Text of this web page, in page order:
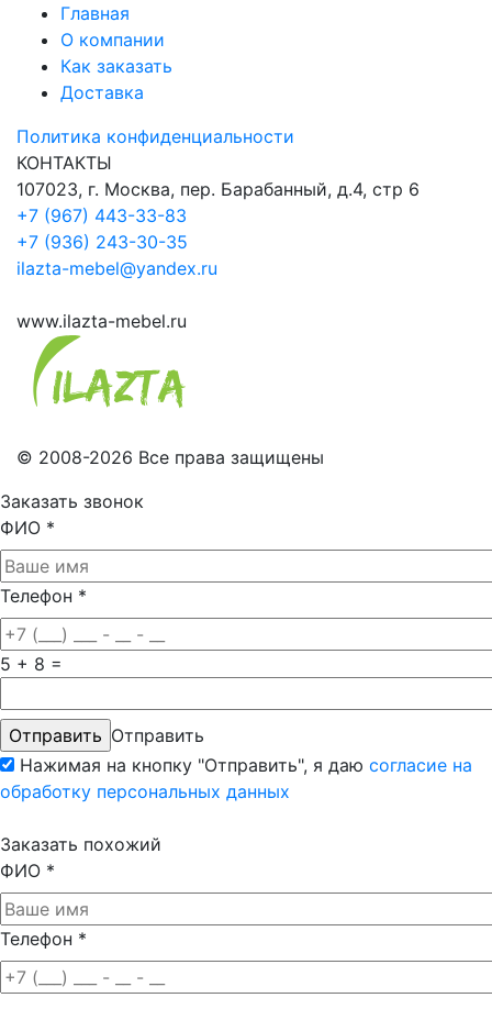
Главная
О компании
Как заказать
Доставка
Политика конфиденциальности
КОНТАКТЫ
107023, г. Москва, пер. Барабанный, д.4, стр 6
+7 (967) 443-33-83
+7 (936) 243-30-35
ilazta-mebel@yandex.ru
www.ilazta-mebel.ru
© 2008-2026 Все права защищены
Заказать звонок
ФИО *
Телефон *
5 + 8 =
Отправить
Нажимая на кнопку "Отправить", я даю согласие на
обработку персональных данных
Заказать похожий
ФИО *
Телефон *